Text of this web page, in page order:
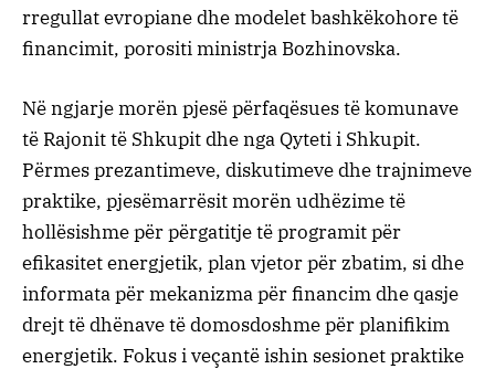
rregullat evropiane dhe modelet bashkëkohore të
financimit, porositi ministrja Bozhinovska.
Në ngjarje morën pjesë përfaqësues të komunave
të Rajonit të Shkupit dhe nga Qyteti i Shkupit.
Përmes prezantimeve, diskutimeve dhe trajnimeve
praktike, pjesëmarrësit morën udhëzime të
hollësishme për përgatitje të programit për
efikasitet energjetik, plan vjetor për zbatim, si dhe
informata për mekanizma për financim dhe qasje
drejt të dhënave të domosdoshme për planifikim
energjetik. Fokus i veçantë ishin sesionet praktike